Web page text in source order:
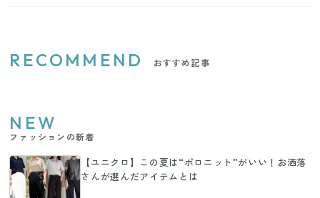
RECOMMEND おすすめ記事
NEW
ファッションの新着
【ユニクロ】この夏は“ポロニット”がいい！お洒落
さんが選んだアイテムとは